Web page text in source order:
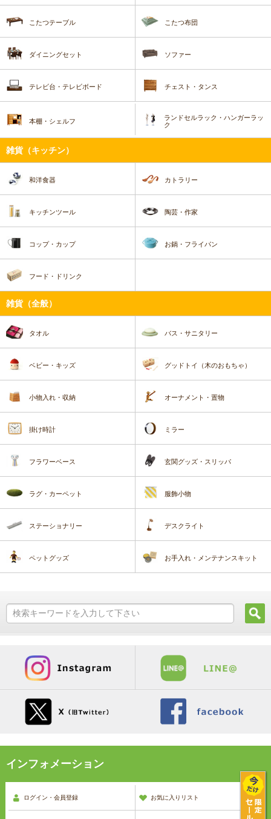
こたつテーブル こたつ布団
ダイニングセット ソファー
テレビ台・テレビボード チェスト・タンス
本棚・シェルフ
ランドセルラック・ハンガーラッ
ク
雑貨（キッチン）
和洋食器 カトラリー
キッチンツール 陶芸・作家
コップ・カップ お鍋・フライパン
フード・ドリンク
雑貨（全般）
タオル バス・サニタリー
ベビー・キッズ グッドトイ（木のおもちゃ）
小物入れ・収納 オーナメント・置物
掛け時計 ミラー
フラワーベース 玄関グッズ・スリッパ
ラグ・カーペット 服飾小物
ステーショナリー デスクライト
ペットグッズ お手入れ・メンテナンスキット
インフォメーション
ログイン・会員登録 お気に入りリスト